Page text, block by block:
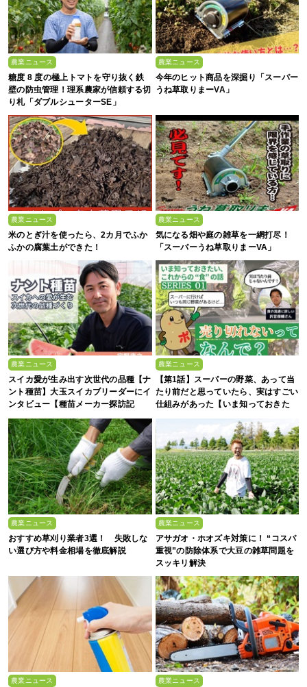
農業ニュース
糖度 8 度の極上トマトを守り抜く鉄
壁の防虫管理！理系農家が信頼する切
り札「ダブルシューターSE」
農業ニュース
今年のヒット商品を深掘り「スーパー
うね草取りまーVA」
農業ニュース
米のとぎ汁を使ったら、2カ月でふか
ふかの腐葉土ができた！
農業ニュース
気になる畑や庭の雑草を一網打尽！
「スーパーうね草取りまーVA」
農業ニュース
スイカ愛が生み出す次世代の品種【ナ
ント種苗】大玉スイカブリーダーにイ
ンタビュー【種苗メーカー探訪記
Vol.4】
農業ニュース
【第1話】スーパーの野菜、あって当
たり前だと思っていたら、実はすごい
仕組みがあった【いま知っておきた
い、これからの”食”の話】
農業ニュース
おすすめ草刈り業者3選！ 失敗しな
い選び方や料金相場を徹底解説
農業ニュース
アサガオ・ホオズキ対策に！ “コスパ
重視”の防除体系で大豆の雑草問題を
スッキリ解決
農業ニュース 農業ニュース